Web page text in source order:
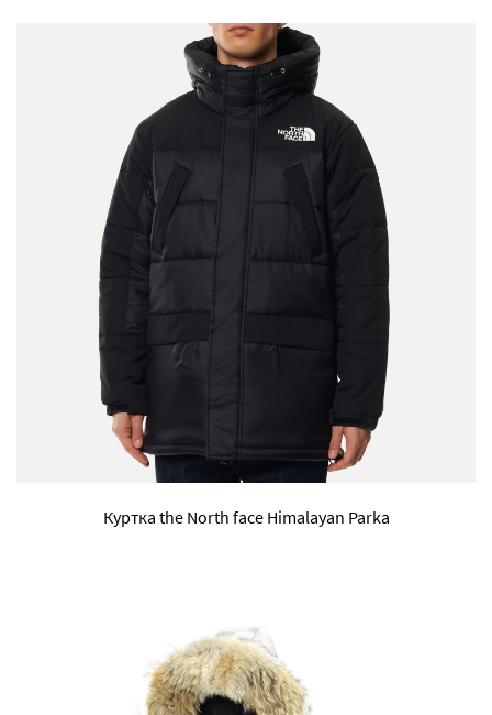
Куртка the North face Himalayan Parka